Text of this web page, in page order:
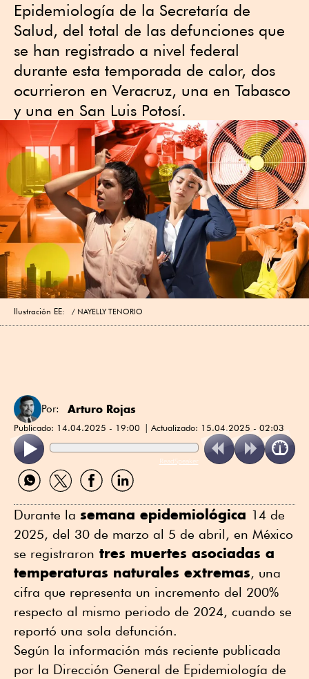
Epidemiología de la Secretaría de
Salud, del total de las defunciones que
se han registrado a nivel federal
durante esta temporada de calor, dos
ocurrieron en Veracruz, una en Tabasco
y una en San Luis Potosí.
Ilustración EE: NAYELLY TENORIO
Por: Arturo Rojas
Publicado: 14.04.2025 - 19:00 Actualizado: 15.04.2025 - 02:03
ReadSpeaker
Compartir
por
Compartir
por
Compartir
por
Compartir
por
Durante la semana epidemiológica 14 de
2025, del 30 de marzo al 5 de abril, en México
se registraron tres muertes asociadas a
temperaturas naturales extremas, una
cifra que representa un incremento del 200%
respecto al mismo periodo de 2024, cuando se
reportó una sola defunción.
Según la información más reciente publicada
por la Dirección General de Epidemiología de